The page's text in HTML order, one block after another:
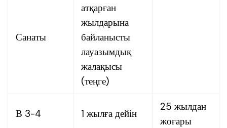
Санаты
атқарған
жылдарына
байланысты
лауазымдық
жалақысы
(теңге)
В 3-4 1 жылға дейін
25 жылдан
жоғары